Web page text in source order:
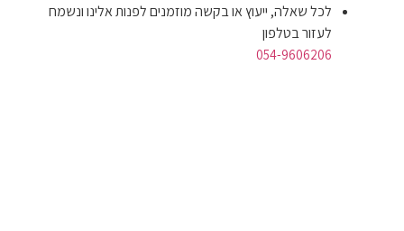
לכל שאלה, ייעוץ או בקשה מוזמנים לפנות אלינו ונשמח
לעזור בטלפון
054-9606206